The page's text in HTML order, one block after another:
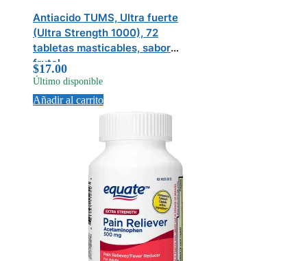
Antiacido TUMS, Ultra fuerte
(Ultra Strength 1000), 72
tabletas masticables, sabor
frutal
$17.00
Último disponible
Añadir al carrito